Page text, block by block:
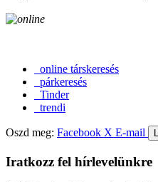
online társkeresés
párkeresés
Tinder
trendi
Oszd meg: Facebook X E-mail
Iratkozz fel hírlevelünkre